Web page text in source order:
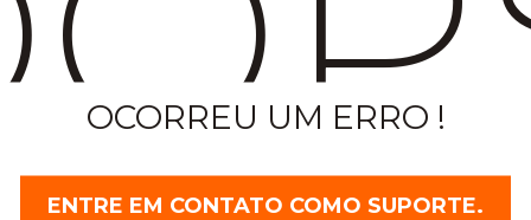
OCORREU UM ERRO !
ENTRE EM CONTATO COMO SUPORTE.